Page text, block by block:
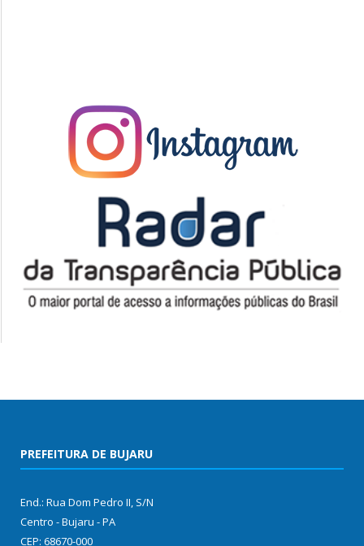
PREFEITURA DE BUJARU
End.: Rua Dom Pedro II, S/N
Centro - Bujaru - PA
CEP: 68670-000